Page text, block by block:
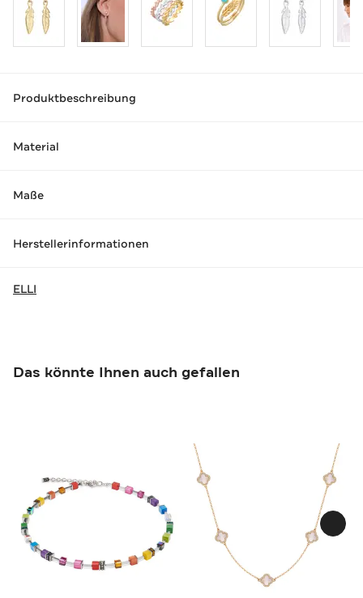
Produktbeschreibung
Material
Maße
Herstellerinformationen
ELLI
Das könnte Ihnen auch gefallen